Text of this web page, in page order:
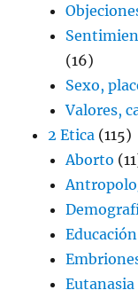
(16)
Sexo,
Valores,
2 Etica (115)
Aborto
Eutanasia